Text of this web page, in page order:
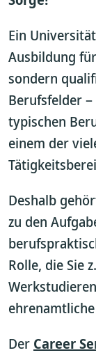
Ein
Ausbildung
sondern
Berufsfelder
typischen
einem der
Deshalb
zu den
Rolle, die Sie
Der Career